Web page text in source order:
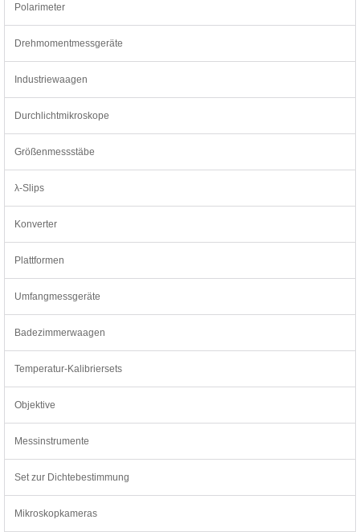
Polarimeter
Drehmomentmessgeräte
Industriewaagen
Durchlichtmikroskope
Größenmessstäbe
λ-Slips
Konverter
Plattformen
Umfangmessgeräte
Badezimmerwaagen
Temperatur-Kalibriersets
Objektive
Messinstrumente
Set zur Dichtebestimmung
Mikroskopkameras